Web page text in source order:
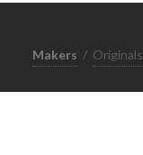
Makers / Originals